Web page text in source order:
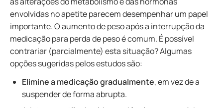
envolvidas no apetite parecem desempenhar um papel
importante. O aumento de peso após a interrupção da
medicação para perda de peso é comum. É possível
contrariar (parcialmente) esta situação? Algumas
opções sugeridas pelos estudos são:
Elimine a medicação gradualmente, em vez de a
suspender de forma abrupta.